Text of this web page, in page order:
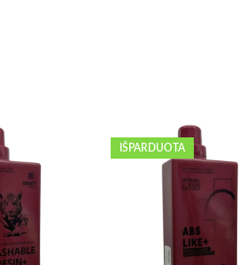
IŠPARDUOTA